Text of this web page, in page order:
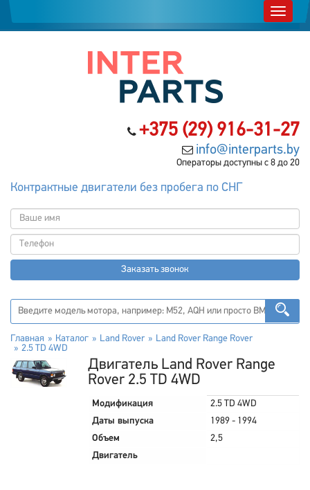
+375 (29) 916-31-27
info@interparts.by
Операторы доступны с 8 до 20
Контрактные двигатели без пробега по СНГ
Заказать звонок
Главная Каталог Land Rover
Land Rover Range Rover
2.5 TD 4WD
Двигатель Land Rover Range
Rover 2.5 TD 4WD
Модификация
2.5 TD 4WD
Даты выпуска
1989 - 1994
Объем
2,5
Двигатель